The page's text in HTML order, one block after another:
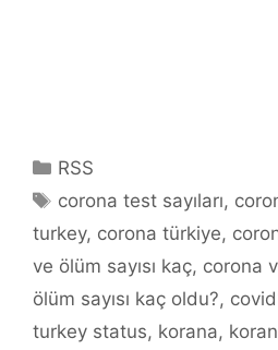
Kategoriler
RSS
Etiketler
corona test sayıları,
turkey, corona türkiye,
ve ölüm sayısı kaç, corona
ölüm sayısı kaç oldu?,
turkey status, korana,